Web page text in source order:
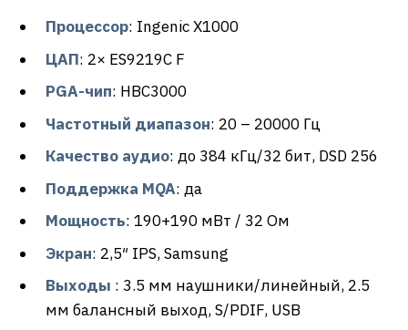
Процессор: Ingenic X1000
ЦАП: 2× ES9219C F
PGA-чип: HBC3000
Частотный диапазон: 20 – 20000 Гц
Качество аудио: до 384 кГц/32 бит, DSD 256
Поддержка MQA: да
Мощность: 190+190 мВт / 32 Ом
Экран: 2,5″ IPS, Samsung
Выходы : 3.5 мм наушники/линейный, 2.5
мм балансный выход, S/PDIF, USB